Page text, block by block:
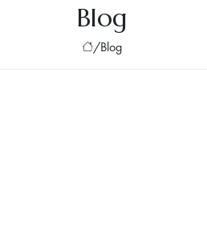
Blog
/Blog